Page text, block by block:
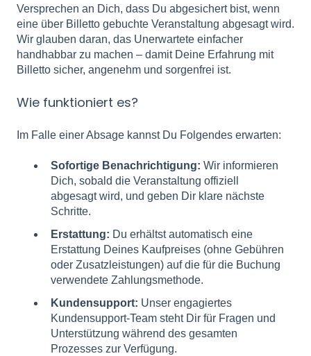
Versprechen an Dich, dass Du abgesichert bist, wenn
eine über Billetto gebuchte Veranstaltung abgesagt wird.
Wir glauben daran, das Unerwartete einfacher
handhabbar zu machen – damit Deine Erfahrung mit
Billetto sicher, angenehm und sorgenfrei ist.
Wie funktioniert es?
Im Falle einer Absage kannst Du Folgendes erwarten:
Sofortige Benachrichtigung: Wir informieren
Dich, sobald die Veranstaltung offiziell
abgesagt wird, und geben Dir klare nächste
Schritte.
Erstattung: Du erhältst automatisch eine
Erstattung Deines Kaufpreises (ohne Gebühren
oder Zusatzleistungen) auf die für die Buchung
verwendete Zahlungsmethode.
Kundensupport: Unser engagiertes
Kundensupport-Team steht Dir für Fragen und
Unterstützung während des gesamten
Prozesses zur Verfügung.